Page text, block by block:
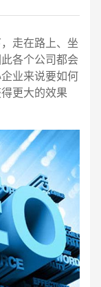
走在路上、坐
各个公司都会
业来说要如何
更大的效果
名字